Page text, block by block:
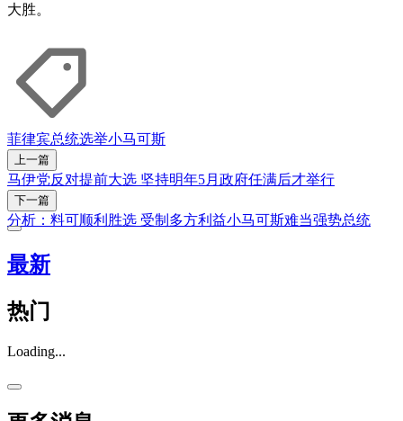
大胜。
菲律宾总统选举小马可斯
上一篇
马伊党反对提前大选 坚持明年5月政府任满后才举行
下一篇
分析：料可顺利胜选 受制多方利益小马可斯难当强势总统
最新
热门
Loading...